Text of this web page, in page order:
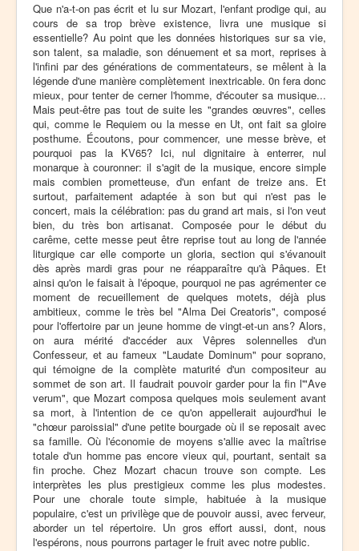
Que n'a-t-on pas écrit et lu sur Mozart, l'enfant prodige qui, au
cours de sa trop brève existence, livra une musique si
essentielle? Au point que les données historiques sur sa vie,
son talent, sa maladie, son dénuement et sa mort, reprises à
l'infini par des générations de commentateurs, se mêlent à la
légende d'une manière complètement inextricable. 0n fera donc
mieux, pour tenter de cerner l'homme, d'écouter sa musique...
Mais peut-être pas tout de suite les "grandes œuvres", celles
qui, comme le Requiem ou la messe en Ut, ont fait sa gloire
posthume. Écoutons, pour commencer, une messe brève, et
pourquoi pas la KV65? Ici, nul dignitaire à enterrer, nul
monarque à couronner: il s'agit de la musique, encore simple
mais combien prometteuse, d'un enfant de treize ans. Et
surtout, parfaitement adaptée à son but qui n'est pas le
concert, mais la célébration: pas du grand art mais, si l'on veut
bien, du très bon artisanat. Composée pour le début du
carême, cette messe peut être reprise tout au long de l'année
liturgique car elle comporte un gloria, section qui s'évanouit
dès après mardi gras pour ne réapparaître qu'à Pâques. Et
ainsi qu'on le faisait à l'époque, pourquoi ne pas agrémenter ce
moment de recueillement de quelques motets, déjà plus
ambitieux, comme le très bel "Alma Dei Creatoris", composé
pour l'offertoire par un jeune homme de vingt-et-un ans? Alors,
on aura mérité d'accéder aux Vêpres solennelles d'un
Confesseur, et au fameux "Laudate Dominum" pour soprano,
qui témoigne de la complète maturité d'un compositeur au
sommet de son art. Il faudrait pouvoir garder pour la fin l'"Ave
verum", que Mozart composa quelques mois seulement avant
sa mort, à l'intention de ce qu'on appellerait aujourd'hui le
"chœur paroissial" d'une petite bourgade où il se reposait avec
sa famille. Où l'économie de moyens s'allie avec la maîtrise
totale d'un homme pas encore vieux qui, pourtant, sentait sa
fin proche. Chez Mozart chacun trouve son compte. Les
interprètes les plus prestigieux comme les plus modestes.
Pour une chorale toute simple, habituée à la musique
populaire, c'est un privilège que de pouvoir aussi, avec ferveur,
aborder un tel répertoire. Un gros effort aussi, dont, nous
l'espérons, nous pourrons partager le fruit avec notre public.